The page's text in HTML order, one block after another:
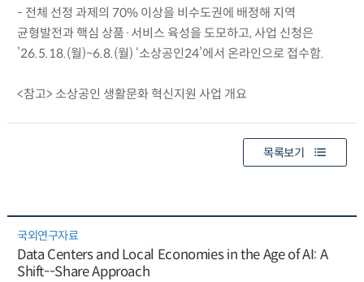
- 전체 선정 과제의 70% 이상을 비수도권에 배정해 지역
균형발전과 핵심 상품·서비스 육성을 도모하고, 사업 신청은
’26.5.18.(월)~6.8.(월) ‘소상공인24’에서 온라인으로 접수함.
<참고> 소상공인 생활문화 혁신지원 사업 개요
목록보기
국외연구자료
Data Centers and Local Economies in the Age of AI: A
Shift--Share Approach